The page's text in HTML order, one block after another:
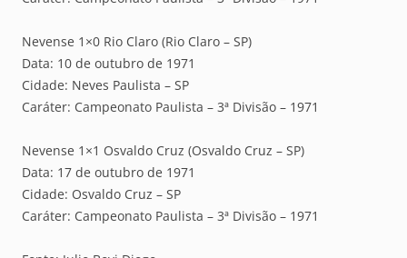
Nevense 1×0 Rio Claro (Rio Claro – SP)
Data: 10 de outubro de 1971
Cidade: Neves Paulista – SP
Caráter: Campeonato Paulista – 3ª Divisão – 1971
Nevense 1×1 Osvaldo Cruz (Osvaldo Cruz – SP)
Data: 17 de outubro de 1971
Cidade: Osvaldo Cruz – SP
Caráter: Campeonato Paulista – 3ª Divisão – 1971